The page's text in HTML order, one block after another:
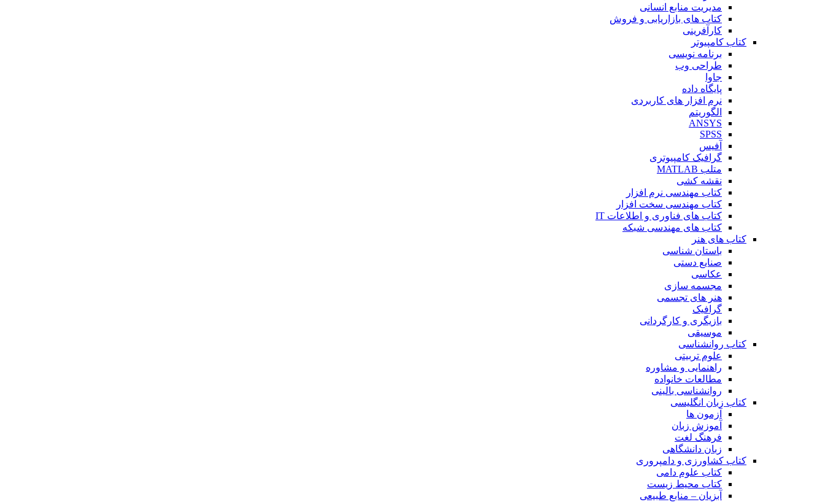
مدیریت منابع انسانی
کتاب های بازاریابی و فروش
کارآفرینی
کتاب کامپیوتر
برنامه نویسی
طراحی وب
جاوا
پایگاه داده
نرم افزار های کاربردی
الگوریتم
ANSYS
SPSS
آفیس
گرافیک کامپیوتری
متلب MATLAB
نقشه کشی
کتاب مهندسی نرم افزار
کتاب مهندسی سخت افزار
کتاب های فناوری و اطلاعات IT
کتاب های مهندسی شبکه
کتاب های هنر
باستان شناسی
صنایع دستی
عکاسی
مجسمه سازی
هنر های تجسمی
گرافیک
بازیگری و کارگردانی
موسیقی
کتاب روانشناسی
علوم تربیتی
راهنمایی و مشاوره
مطالعات خانواده
روانشناسی بالینی
کتاب زبان انگلیسی
آزمون ها
آموزش زبان
فرهنگ لغت
زبان دانشگاهی
کتاب کشاورزی و دامپروری
کتاب علوم دامی
کتاب محیط زیست
آبزیان – منابع طبیعی